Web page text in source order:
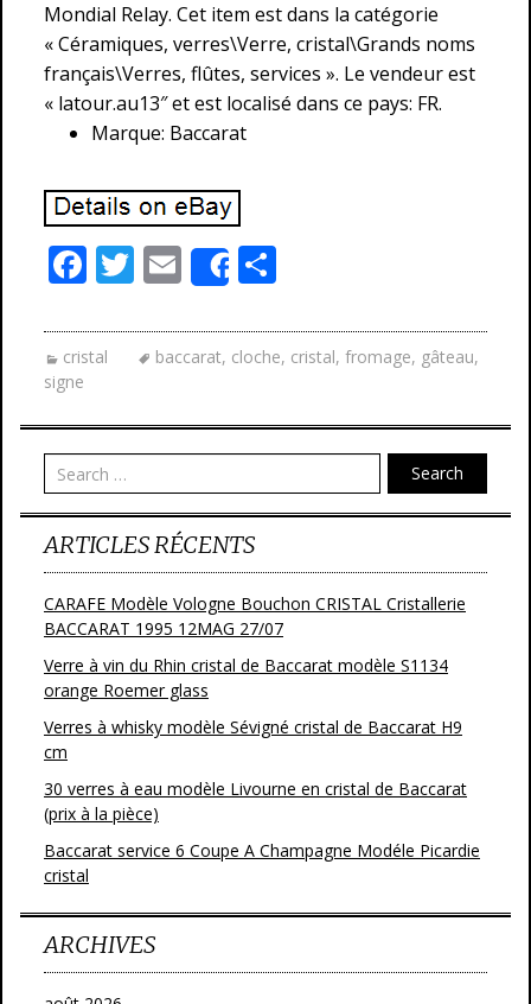
Mondial Relay. Cet item est dans la catégorie
« Céramiques, verres\Verre, cristal\Grands noms
français\Verres, flûtes, services ». Le vendeur est
« latour.au13″ et est localisé dans ce pays: FR.
Marque: Baccarat
F
e
b
o
o
k
T
itt
er
E
m
ai
l
Share
ta
g
er
cristal baccarat, cloche, cristal, fromage, gâteau,
signe
Search
ARTICLES RÉCENTS
CARAFE Modèle Vologne Bouchon CRISTAL Cristallerie
BACCARAT 1995 12MAG 27/07
Verre à vin du Rhin cristal de Baccarat modèle S1134
orange Roemer glass
Verres à whisky modèle Sévigné cristal de Baccarat H9
cm
30 verres à eau modèle Livourne en cristal de Baccarat
(prix à la pièce)
Baccarat service 6 Coupe A Champagne Modéle Picardie
cristal
ARCHIVES